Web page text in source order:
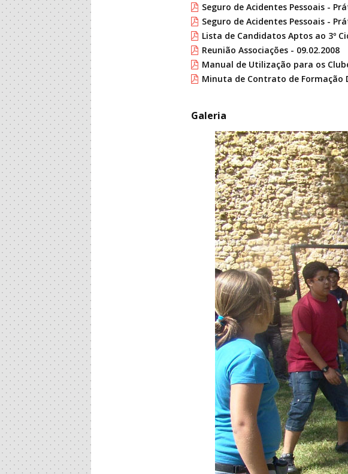
Seguro de Acidentes Pessoais -
Seguro de Acidentes Pessoais -
Lista de Candidatos Aptos ao 3º
Reunião Associações - 09.02.2008
Manual de Utilização para os
Minuta de Contrato de Formação
Galeria